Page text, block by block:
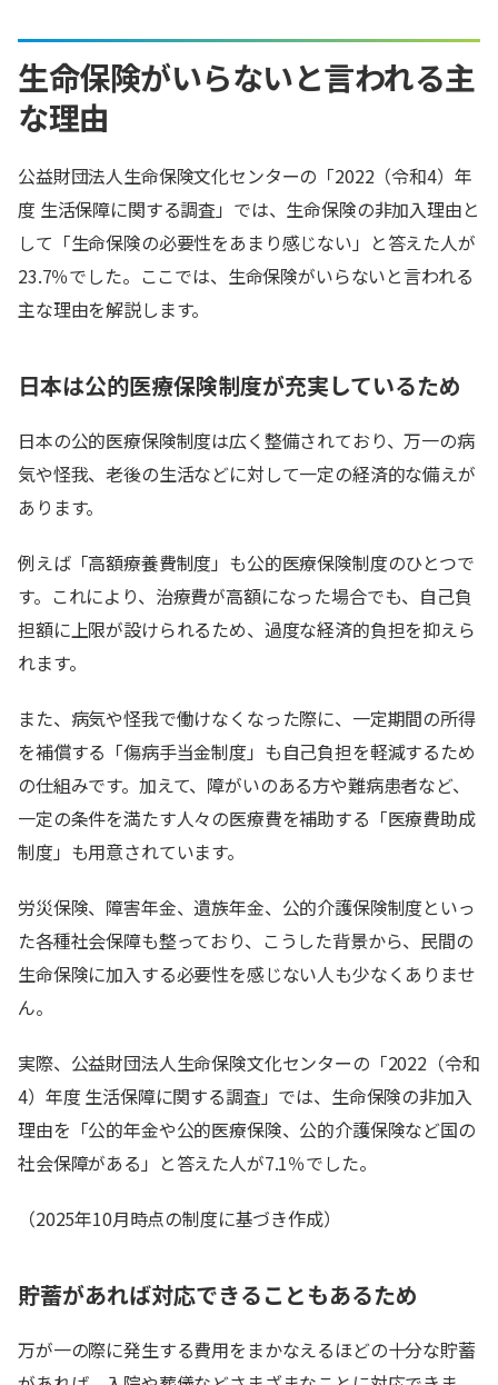
生命保険がいらないと言われる主
な理由
公益財団法人生命保険文化センターの「2022（令和4）年
度 生活保障に関する調査」では、生命保険の非加入理由と
して「生命保険の必要性をあまり感じない」と答えた人が
23.7％でした。ここでは、生命保険がいらないと言われる
主な理由を解説します。
日本は公的医療保険制度が充実しているため
日本の公的医療保険制度は広く整備されており、万一の病
気や怪我、老後の生活などに対して一定の経済的な備えが
あります。
例えば「高額療養費制度」も公的医療保険制度のひとつで
す。これにより、治療費が高額になった場合でも、自己負
担額に上限が設けられるため、過度な経済的負担を抑えら
れます。
また、病気や怪我で働けなくなった際に、一定期間の所得
を補償する「傷病手当金制度」も自己負担を軽減するため
の仕組みです。加えて、障がいのある方や難病患者など、
一定の条件を満たす人々の医療費を補助する「医療費助成
制度」も用意されています。
労災保険、障害年金、遺族年金、公的介護保険制度といっ
た各種社会保障も整っており、こうした背景から、民間の
生命保険に加入する必要性を感じない人も少なくありませ
ん。
実際、公益財団法人生命保険文化センターの「2022（令和
4）年度 生活保障に関する調査」では、生命保険の非加入
理由を「公的年金や公的医療保険、公的介護保険など国の
社会保障がある」と答えた人が7.1％でした。
（2025年10月時点の制度に基づき作成）
貯蓄があれば対応できることもあるため
万が一の際に発生する費用をまかなえるほどの十分な貯蓄